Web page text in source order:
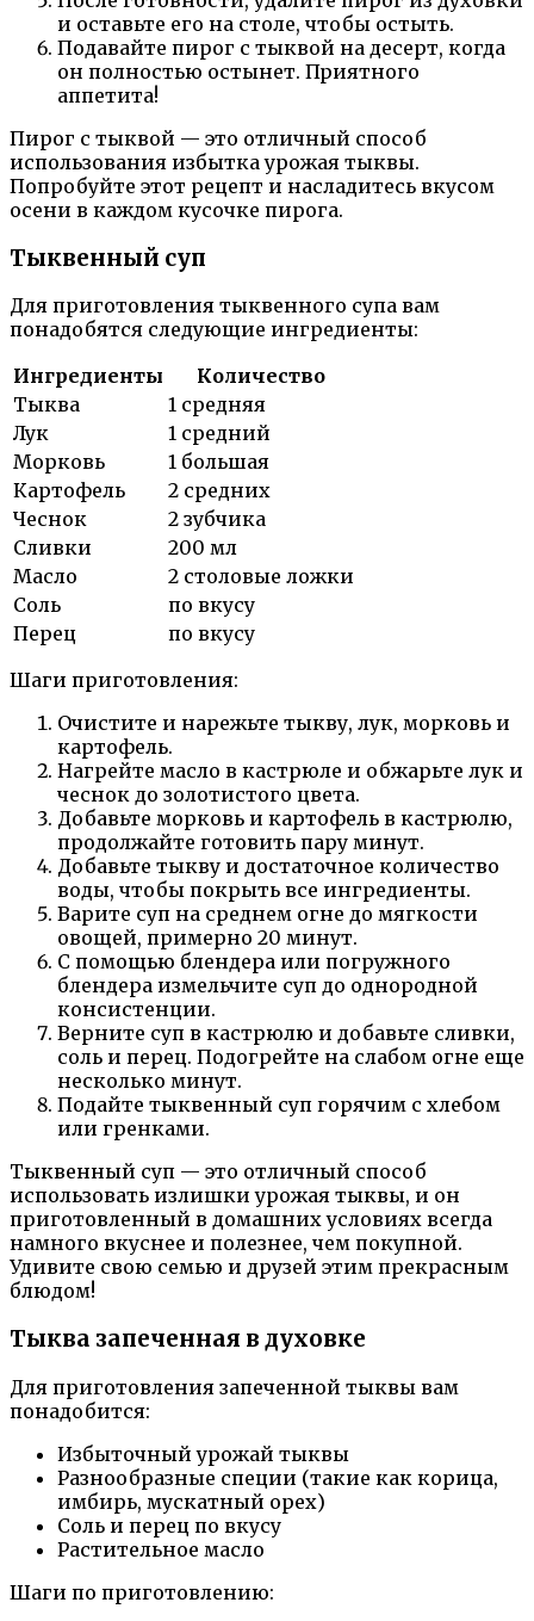
и оставьте его на столе, чтобы остыть.
Подавайте пирог с тыквой на десерт, когда
он полностью остынет. Приятного
аппетита!
Пирог с тыквой — это отличный способ
использования избытка урожая тыквы.
Попробуйте этот рецепт и насладитесь вкусом
осени в каждом кусочке пирога.
Тыквенный суп
Для приготовления тыквенного супа вам
понадобятся следующие ингредиенты:
Ингредиенты
Количество
Тыква
1 средняя
Лук
1 средний
Морковь
1 большая
Картофель
2 средних
Чеснок
2 зубчика
Сливки
200 мл
Масло
2 столовые ложки
Соль
по вкусу
Перец
по вкусу
Шаги приготовления:
Очистите и нарежьте тыкву, лук, морковь и
картофель.
Нагрейте масло в кастрюле и обжарьте лук и
чеснок до золотистого цвета.
Добавьте морковь и картофель в кастрюлю,
продолжайте готовить пару минут.
Добавьте тыкву и достаточное количество
воды, чтобы покрыть все ингредиенты.
Варите суп на среднем огне до мягкости
овощей, примерно 20 минут.
С помощью блендера или погружного
блендера измельчите суп до однородной
консистенции.
Верните суп в кастрюлю и добавьте сливки,
соль и перец. Подогрейте на слабом огне еще
несколько минут.
Подайте тыквенный суп горячим с хлебом
или гренками.
Тыквенный суп — это отличный способ
использовать излишки урожая тыквы, и он
приготовленный в домашних условиях всегда
намного вкуснее и полезнее, чем покупной.
Удивите свою семью и друзей этим прекрасным
блюдом!
Тыква запеченная в духовке
Для приготовления запеченной тыквы вам
понадобится:
Избыточный урожай тыквы
Разнообразные специи (такие как корица,
имбирь, мускатный орех)
Соль и перец по вкусу
Растительное масло
Шаги по приготовлению: